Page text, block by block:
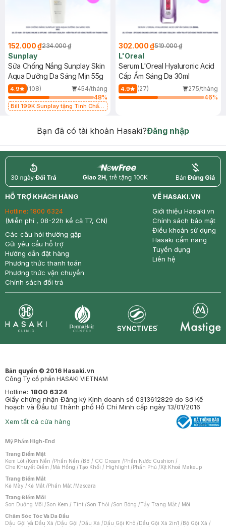
152.000 ₫234.000 ₫
Sunplay
Sữa Chống Nắng Sunplay Skin
Aqua Dưỡng Da Sáng Mịn 55g
4.9 (108)
454/tháng
48%
Bill 199K Sunplay tặng Tinh Chất
302.000 ₫519.000 ₫
L'Oreal
Serum L'Oreal Hyaluronic Acid
Cấp Ẩm Sáng Da 30ml
4.9 (27)
275/tháng
46%
Bạn đã có tài khoản Hasaki?Đăng nhập
return nowfree price
HỖ TRỢ KHÁCH HÀNG
Hotline: 1800 6324
(Miễn phí , 08-22h kể cả T7, CN)
Các câu hỏi thường gặp
Gửi yêu cầu hỗ trợ
Hướng dẫn đặt hàng
Phương thức thanh toán
Phương thức vận chuyển
Chính sách đổi trả
VỀ HASAKI.VN
Giới thiệu Hasaki.vn
Chính sách bảo mật
Điều khoản sử dụng
Hasaki cẩm nang
Tuyển dụng
Liên hệ
Bản quyền © 2016 Hasaki.vn
Công Ty cổ phần HASAKI VIETNAM
Hotline: 1800 6324
Giấy chứng nhận Đăng ký Kinh doanh số 0313612829 do Sở Kế
hoạch và Đầu tư Thành phố Hồ Chí Minh cấp ngày 13/01/2016
Xem tất cả cửa hàng
Mỹ Phẩm High-End
Trang Điểm Mặt
Kem Lót /Kem Nền /Phấn Nền /BB / CC Cream /Phấn Nước Cushion /
Che Khuyết Điểm /Má Hồng /Tạo Khối / Highlight /Phấn Phủ /Xịt Khoá Makeup
Trang Điểm Mắt
Kẻ Mày /Kẻ Mắt /Phấn Mắt /Mascara
Trang Điểm Môi
Son Dưỡng Môi /Son Kem / Tint /Son Thỏi /Son Bóng /Tẩy Trang Mắt / Môi
Chăm Sóc Tóc Và Da Đầu
Dầu Gội Và Dầu Xả /Dầu Gội /Dầu Xả /Dầu Gội Khô /Dầu Gội Xả 2in1 /Bộ Gội Xả /